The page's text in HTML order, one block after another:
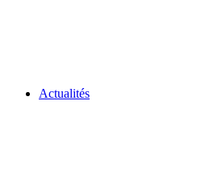
Actualités